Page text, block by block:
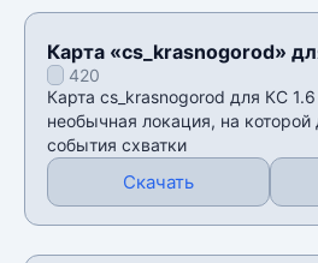
Карта «cs_krasnogorod»
420
Карта cs_krasnogorod для КС
необычная локация, на
события схватки
Скачать